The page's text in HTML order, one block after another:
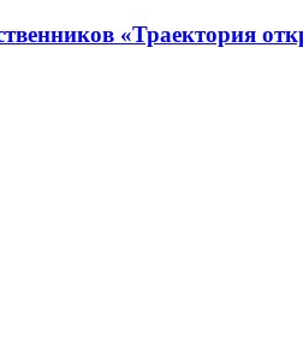
«Траектория